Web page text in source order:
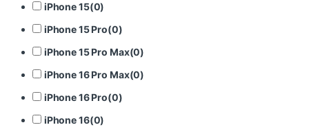
iPhone 15(0)
iPhone 15 Pro(0)
iPhone 15 Pro Max(0)
iPhone 16 Pro Max(0)
iPhone 16 Pro(0)
iPhone 16(0)